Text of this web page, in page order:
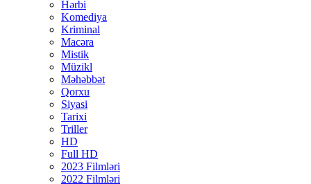
Hərbi
Komediya
Kriminal
Macəra
Mistik
Müzikl
Məhəbbət
Qorxu
Siyasi
Tarixi
Triller
HD
Full HD
2023 Filmləri
2022 Filmləri